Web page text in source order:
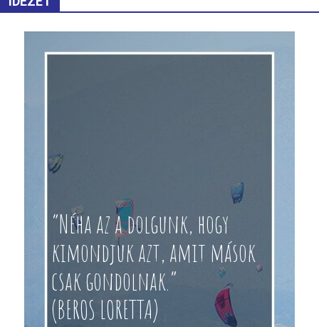
“Néha az a dolgunk, hogy
kimondjuk azt, amit mások
csak gondolnak.”
(BEROS LORETTA)